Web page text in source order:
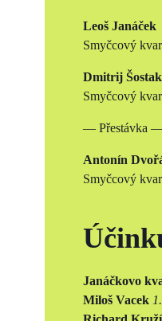
Leoš Janáček
Smyčcový
Dmitrij
Smyčcový
— Přestávka
Antonín
Smyčcový
Janáčkovo
Miloš Vacek